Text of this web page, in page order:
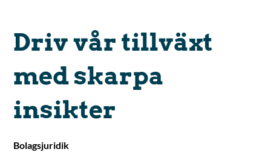
Driv vår tillväxt
med skarpa
insikter
Bolagsjuridik